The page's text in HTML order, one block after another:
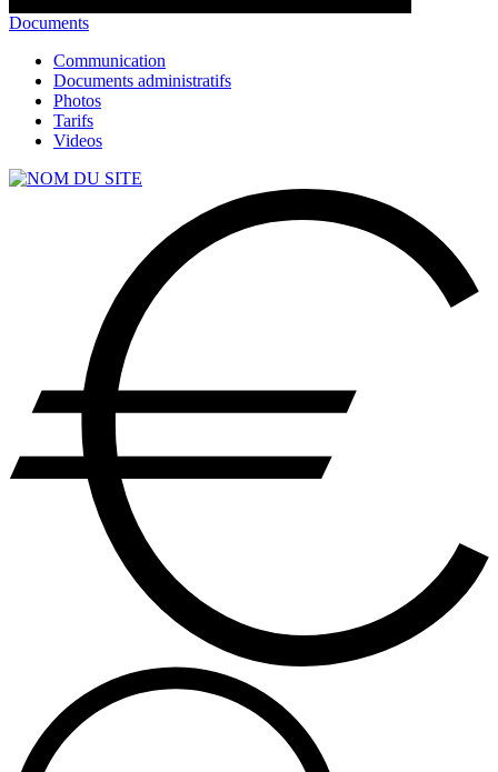
Documents
Communication
Documents administratifs
Photos
Tarifs
Videos